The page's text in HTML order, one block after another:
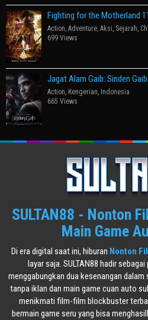
Fighting for the Motherland
Action, Adventure, Aksi, Sejarah,
699 Views
Jagat Alam Gaib: Sinden
Action, Kengerian, Indonesia
665 Views
SULTAN88 - Nonton
Main Game
Di era digital saat ini, hiburan Nonton
layar saja. SULTAN88 hadir
menggabungkan dua kesenangan
tanpa iklan dan main game cuan auto
menikmati film-film blockbuster
bermain game seru yang bisa